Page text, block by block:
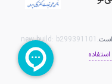
new build: b299391101